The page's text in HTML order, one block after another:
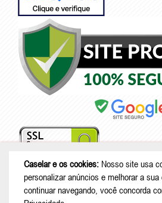
© Copyright 2026 - Caselar - CNPJ:
Caselar e os cookies: Nosso site usa
personalizar anúncios e melhorar a
continuar navegando, você concorda